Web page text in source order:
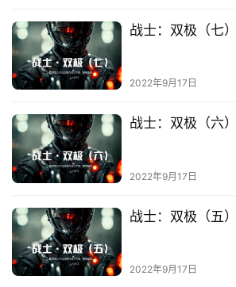
零
重
科
幻
征
文
投
稿
文
章
战士：双极（七）
2022年9月17日
战士：双极（六）
2022年9月17日
战士：双极（五）
2022年9月17日